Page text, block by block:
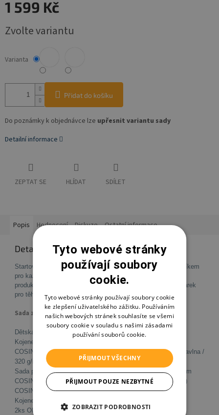
1 599 Kč
cena:
Zvolte variantu
Varianta
Přidat do košíku
Do poznámky k objednávce lze upřesnit variantu sady
Detailní informace
ZEPTAT SE HLÍDAT SDÍLET
Popis Hodnocení Diskuze Ostatní informace
Detailní popis produktu
Startovací sada obsahující 16 výrobků je výborným pomocníkem
pro každou začínající maminku. V sadě naleznete vybrané
produkty potřebné v prvních měsících života. Skvělé jako dárek
pro těhotné či novorozence. V dárkovém balení.
Sada zahrnuje:
Dětská vanička 100 cm
Kojenecké, pěnové lehátko UNI
COSING Župánek (Osuška) s kapucí 100x100 cm / 100% Bavlna /
320 g/m2
Sada povlečení 2-dílná - 100% Bavlna 135x100 cm; 60x40 cm
COSING Froté prostěradlo 120x60 cm (82% BA + 18% PES)
COSING Rychlozavinovačka 80x80 cm
Kojenecký bryndáček
2ks OKT Láhev ANATOMICKÁ 250ml
Tyto webové stránky
používají soubory
cookie.
Tyto webové stránky používají soubory cookie
ke zlepšení uživatelského zážitku. Používáním
našich webových stránek souhlasíte se všemi
soubory cookie v souladu s našimi zásadami
používání souborů cookie.
PŘIJMOUT VŠECHNY
PŘIJMOUT POUZE NEZBYTNÉ
ZOBRAZIT PODROBNOSTI